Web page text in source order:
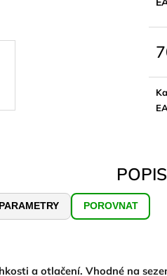
POPIS
PARAMETRY POROVNAT
a otlačení. Vhodné na